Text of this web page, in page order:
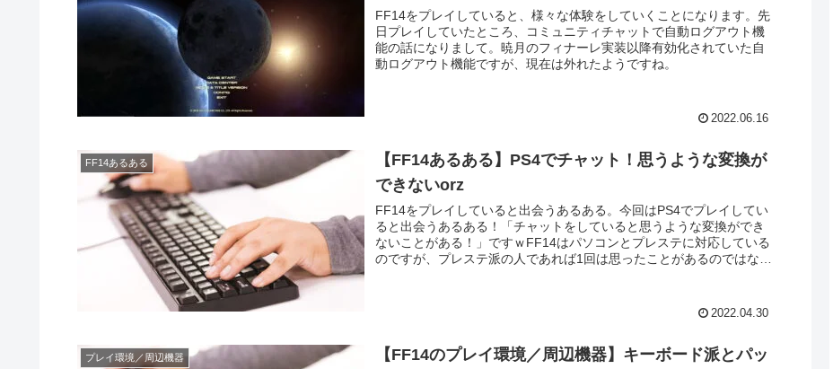
FF14をプレイしていると、様々な体験をしていくことになります。先
日プレイしていたところ、コミュニティチャットで自動ログアウト機
能の話になりまして。暁月のフィナーレ実装以降有効化されていた自
動ログアウト機能ですが、現在は外れたようですね。
2022.06.16
FF14あるある
【FF14あるある】PS4でチャット！思うような変換が
できないorz
FF14をプレイしていると出会うあるある。今回はPS4でプレイしてい
ると出会うあるある！「チャットをしていると思うような変換ができ
ないことがある！」ですｗFF14はパソコンとプレステに対応している
のですが、プレステ派の人であれば1回は思ったことがあるのではない
2022.04.30
プレイ環境／周辺機器
【FF14のプレイ環境／周辺機器】キーボード派とパッ